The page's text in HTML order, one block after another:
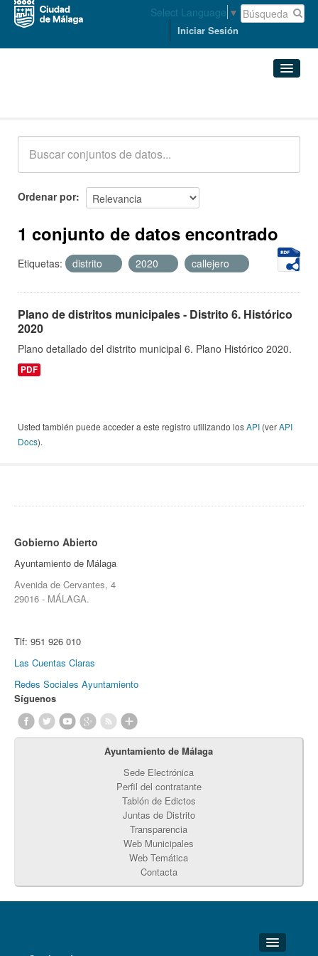
Select Language ▼
Iniciar Sesión
Acerca de
Ordenar por
1 conjunto de datos encontrado
Etiquetas: distrito 2020 callejero
Plano de distritos municipales - Distrito 6. Histórico
2020
Plano detallado del distrito municipal 6. Plano Histórico 2020.
PDF
Usted también puede acceder a este registro utilizando losAPI (verAPI
Docs).
Gobierno Abierto
Ayuntamiento de Málaga
Avenida de Cervantes, 4
29016 - MÁLAGA.
Tlf: 951 926 010
Las Cuentas Claras
Redes Sociales Ayuntamiento
Síguenos
Ayuntamiento de Málaga
Sede Electrónica
Perfil del contratante
Tablón de Edictos
Juntas de Distrito
Transparencia
Web Municipales
Web Temática
Contacta